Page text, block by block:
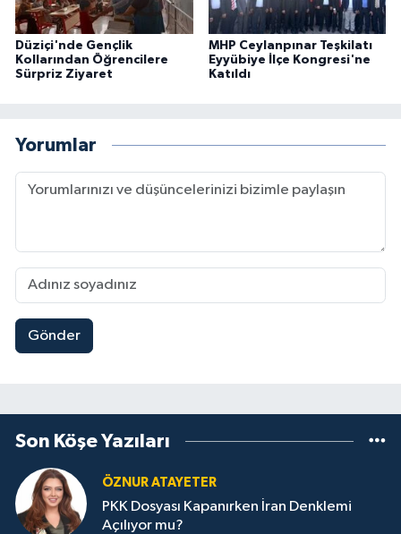
Düziçi'nde Gençlik
Kollarından Öğrencilere
Sürpriz Ziyaret
MHP Ceylanpınar Teşkilatı
Eyyübiye İlçe Kongresi'ne
Katıldı
Yorumlar
Gönder
Son Köşe Yazıları
ÖZNUR ATAYETER
PKK Dosyası Kapanırken İran Denklemi
Açılıyor mu?